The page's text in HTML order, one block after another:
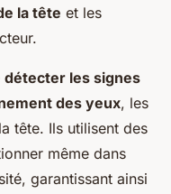
la tête et les
détecter les signes
des yeux, les
tête. Ils utilisent des
même dans
garantissant ainsi